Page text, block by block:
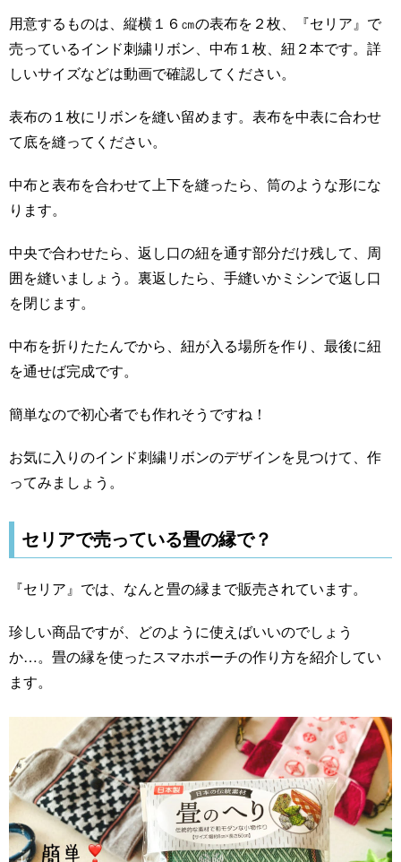
用意するものは、縦横１６㎝の表布を２枚、『セリア』で
売っているインド刺繍リボン、中布１枚、紐２本です。詳
しいサイズなどは動画で確認してください。
表布の１枚にリボンを縫い留めます。表布を中表に合わせ
て底を縫ってください。
中布と表布を合わせて上下を縫ったら、筒のような形にな
ります。
中央で合わせたら、返し口の紐を通す部分だけ残して、周
囲を縫いましょう。裏返したら、手縫いかミシンで返し口
を閉じます。
中布を折りたたんでから、紐が入る場所を作り、最後に紐
を通せば完成です。
簡単なので初心者でも作れそうですね！
お気に入りのインド刺繍リボンのデザインを見つけて、作
ってみましょう。
セリアで売っている畳の縁で？
『セリア』では、なんと畳の縁まで販売されています。
珍しい商品ですが、どのように使えばいいのでしょう
か…。畳の縁を使ったスマホポーチの作り方を紹介してい
ます。